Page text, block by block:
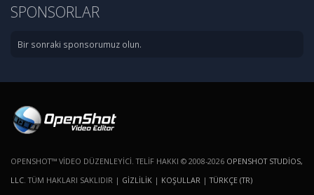
SPONSORLAR
Bir sonraki sponsorumuz olun.
OPENSHOT™ VIDEO DÜZENLEYICI. TELIF HAKKI © 2008-2026 OPENSHOT STUDIOS,
LLC . TÜM HAKLARI SAKLIDIR | GIZLILIK | KOŞULLAR |TÜRKÇE (TR)